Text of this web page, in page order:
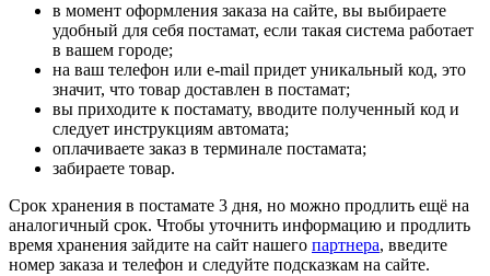
в момент оформления заказа на сайте, вы выбираете
удобный для себя постамат, если такая система работает
в вашем городе;
на ваш телефон или e-mail придет уникальный код, это
значит, что товар доставлен в постамат;
вы приходите к постамату, вводите полученный код и
следует инструкциям автомата;
оплачиваете заказ в терминале постамата;
забираете товар.
Срок хранения в постамате 3 дня, но можно продлить ещё на
аналогичный срок. Чтобы уточнить информацию и продлить
время хранения зайдите на сайт нашего партнера, введите
номер заказа и телефон и следуйте подсказкам на сайте.